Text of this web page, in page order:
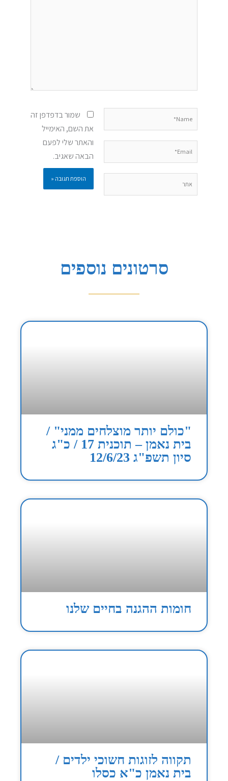
שמור בדפדפן זה
את השם, האימייל
והאתר שלי לפעם
הבאה שאגיב.
סרטונים נוספים
"כולם יותר מוצלחים ממני" /
בית נאמן – תוכנית 17 / כ"ג
סיון תשפ"ג 12/6/23
חומות ההגנה בחיים שלנו
תקווה לזוגות חשוכי ילדים /
בית נאמן כ"א כסלו